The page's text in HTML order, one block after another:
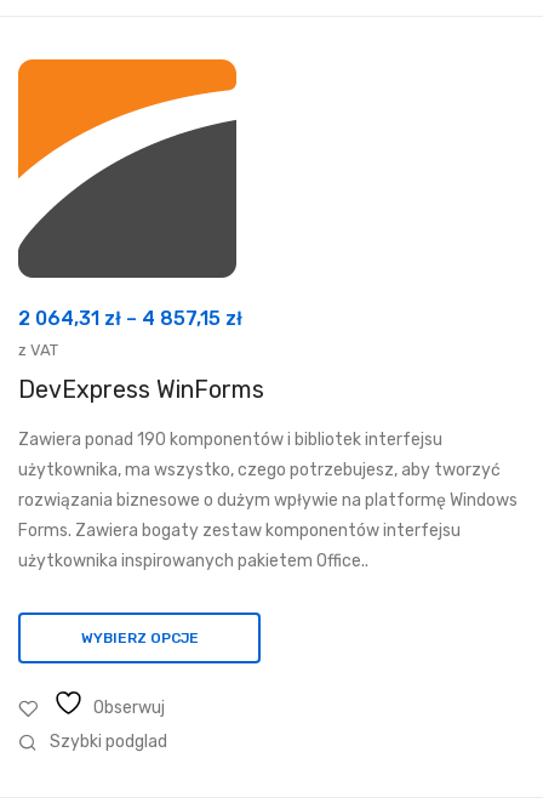
2 064,31 zł – 4 857,15 złZakres
od
064,31 zł
4
857,15 zł
z VAT
DevExpress WinForms
Zawiera ponad 190 komponentów i bibliotek interfejsu
użytkownika, ma wszystko, czego potrzebujesz, aby tworzyć
rozwiązania biznesowe o dużym wpływie na platformę Windows
Forms. Zawiera bogaty zestaw komponentów interfejsu
użytkownika inspirowanych pakietem Office..
WYBIERZ OPCJE
Obserwuj
Szybki podglad